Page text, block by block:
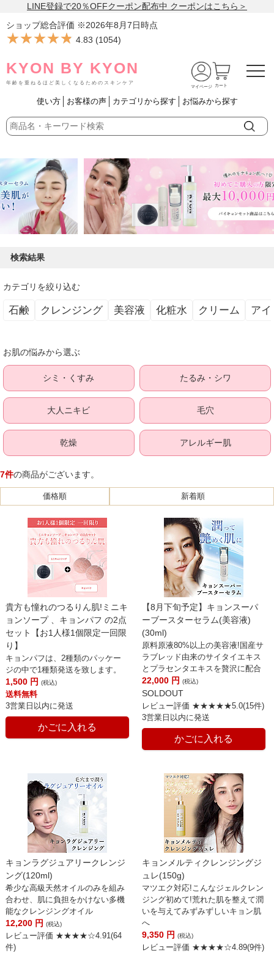
LINE登録で20％OFFクーポン配布中 クーポンはこちら＞
ショップ総合評価 ※2026年8月7日時点
★★★★★
★★★★★ 4.83 (1054)
KYON BY KYON
年齢を重ねるほど美しくなるためのスキンケア
マイページ カート
使い方 お客様の声 カテゴリから探す お悩みから探す
検索結果
カテゴリを絞り込む
石鹸 クレンジング 美容液 化粧水 クリーム ア
お肌の悩みから選ぶ
シミ・くすみ たるみ・シワ
大人ニキビ 毛穴
乾燥 アレルギー肌
7件の商品がございます。
価格順 新着順
貴方も憧れのつるりん肌!ミニキ
ョンソープ 、キョンパフ の2点
セット【お1人様1個限定一回限
り】
キョンパフは、2種類のパッケー
ジの中で1種類発送を致します。
1,500 円 (税込)
送料無料
3営業日以内に発送
かごに入れる
【8月下旬予定】キョンスーパ
ーブースターセラム(美容液)
(30ml)
原料原液80%以上の美容液!国産サ
ラブレッド由来のサイタイエキス
とプラセンタエキスを贅沢に配合
22,000 円(税込)
SOLDOUT
レビュー評価 ★★★★★5.0(15件)
3営業日以内に発送
かごに入れる
キョンラグジュアリークレンジ
ング(120ml)
希少な高級天然オイルのみを組み
合わせ、肌に負担をかけない多機
能なクレンジングオイル
12,200 円 (税込)
レビュー評価 ★★★★☆4.91(64
件)
キョンメルティクレンジングジ
ュレ(150g)
マツエク対応!こんなジェルクレン
ジング初めて!荒れた肌を整えて潤
いを与えてみずみずしいキョン肌
へ
9,350 円(税込)
レビュー評価 ★★★★☆4.89(9件)